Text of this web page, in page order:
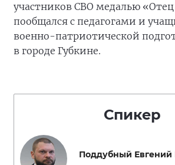
участников СВО медалью «Отец
пообщался с педагогами и
военно-патриотической
в городе Губкине.
Спикер
Поддубный Евгений